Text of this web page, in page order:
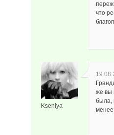
что
Kseniya
же вы
была,